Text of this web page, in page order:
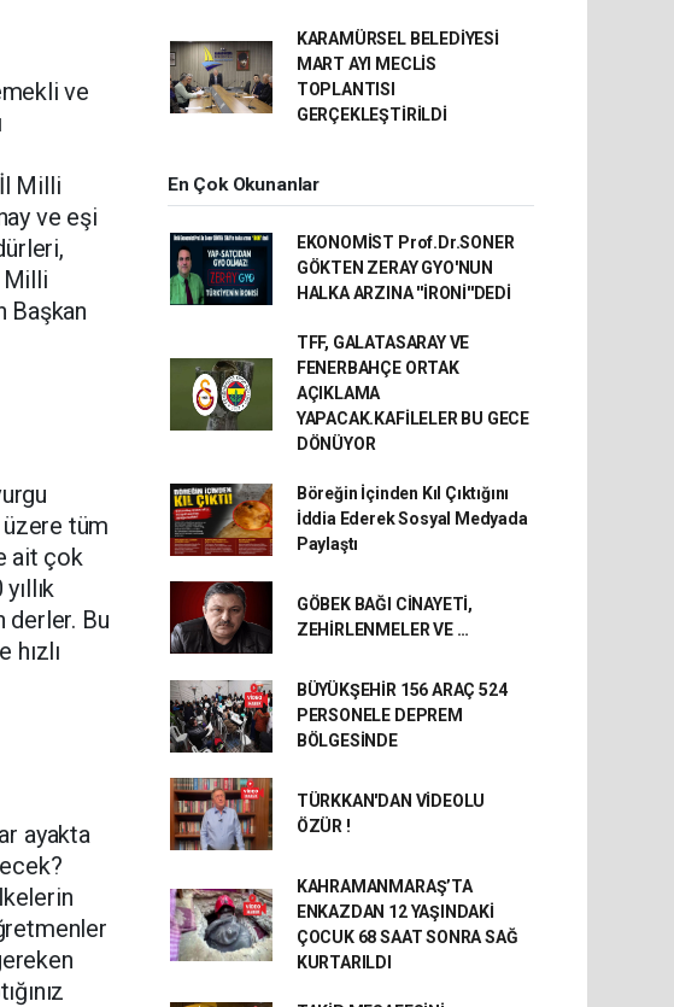
ve
Milli
ve eşi
Milli
Başkan
tüm
ait çok
derler. Bu
hızlı
ayakta
KARAMÜRSEL BELEDİYESİ
MART AYI MECLİS
TOPLANTISI
GERÇEKLEŞTİRİLDİ
En Çok Okunanlar
EKONOMİST Prof.Dr.SONER
GÖKTEN ZERAY GYO'NUN
HALKA ARZINA ''İRONİ''DEDİ
TFF, GALATASARAY VE
FENERBAHÇE ORTAK
AÇIKLAMA
YAPACAK.KAFİLELER BU GECE
DÖNÜYOR
Böreğin İçinden Kıl Çıktığını
İddia Ederek Sosyal Medyada
Paylaştı
GÖBEK BAĞI CİNAYETİ,
ZEHİRLENMELER VE …
BÜYÜKŞEHİR 156 ARAÇ 524
PERSONELE DEPREM
BÖLGESİNDE
TÜRKKAN'DAN VİDEOLU
ÖZÜR !
KAHRAMANMARAŞ’TA
ENKAZDAN 12 YAŞINDAKİ
ÇOCUK 68 SAAT SONRA SAĞ
KURTARILDI